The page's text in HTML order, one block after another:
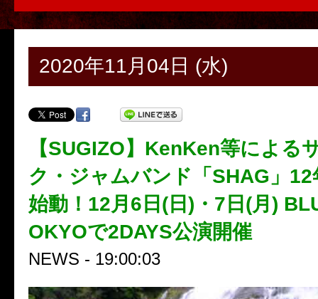
2020年11月04日 (水)
【SUGIZO】KenKen等による
ク・ジャムバンド「SHAG」
始動！12月6日(日)・7日(月)
OKYOで2DAYS公演開催
NEWS - 19:00:03